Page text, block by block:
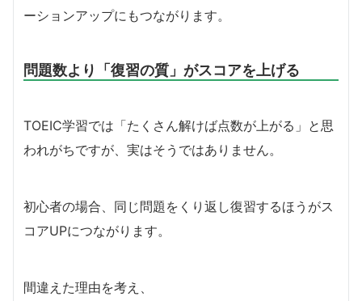
ーションアップにもつながります。
問題数より「復習の質」がスコアを上げる
TOEIC学習では「たくさん解けば点数が上がる」と思
われがちですが、実はそうではありません。
初心者の場合、同じ問題をくり返し復習するほうがス
コアUPにつながります。
間違えた理由を考え、